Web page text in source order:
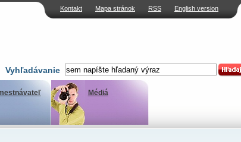
Kontakt Mapa stránok RSS English version
Vyhľadávanie
Médiá